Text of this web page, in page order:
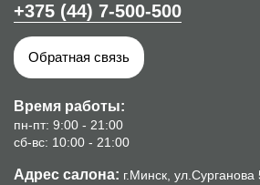
+375 (44) 7-500-500
Обратная связь
Время работы:
пн-пт: 9:00 - 21:00
сб-вс: 10:00 - 21:00
Адрес салона: г.Минск,